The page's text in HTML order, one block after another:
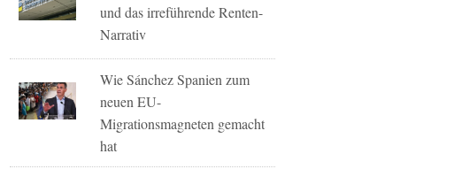
und das irreführende Renten-
Narrativ
Wie Sánchez Spanien zum
neuen EU-
Migrationsmagneten gemacht
hat